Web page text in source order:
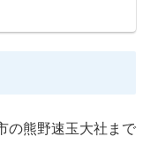
の熊野速玉大社まで